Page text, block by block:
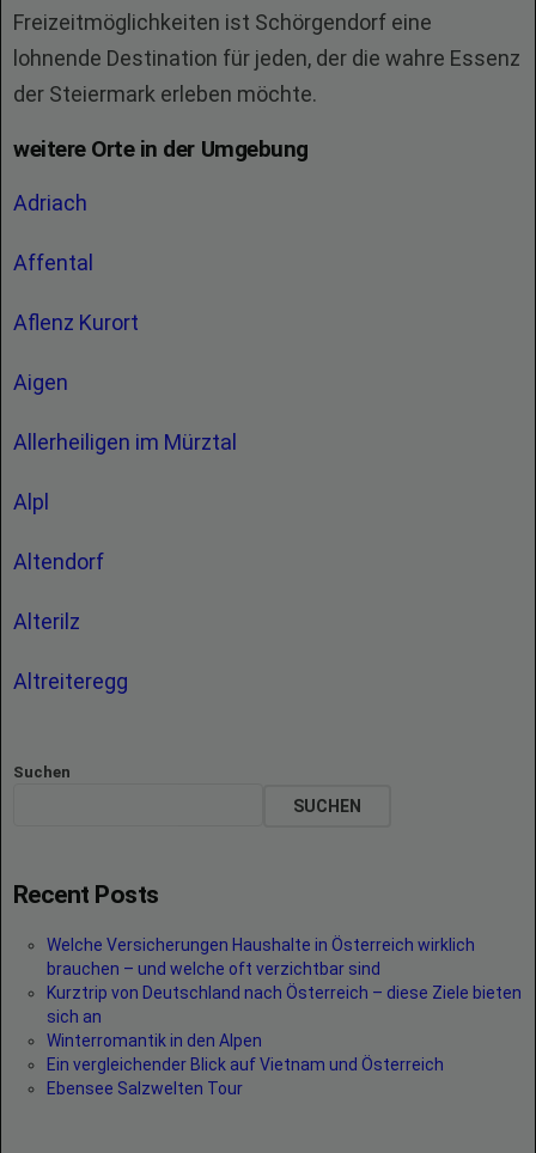
Freizeitmöglichkeiten ist Schörgendorf eine
lohnende Destination für jeden, der die wahre Essenz
der Steiermark erleben möchte.
weitere Orte in der Umgebung
Adriach
Affental
Aflenz Kurort
Aigen
Allerheiligen im Mürztal
Alpl
Altendorf
Alterilz
Altreiteregg
Suchen
SUCHEN
Recent Posts
Welche Versicherungen Haushalte in Österreich wirklich
brauchen – und welche oft verzichtbar sind
Kurztrip von Deutschland nach Österreich – diese Ziele bieten
sich an
Winterromantik in den Alpen
Ein vergleichender Blick auf Vietnam und Österreich
Ebensee Salzwelten Tour